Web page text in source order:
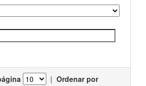
| Ordenar por